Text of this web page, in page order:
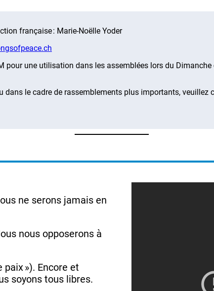
française : Marie-Noëlle Yoder
pour une utilisation dans les assemblées lors du
dans le cadre de rassemblements plus importants,
ne serons jamais en
nous opposerons à
»). Encore et
soyons tous libres.